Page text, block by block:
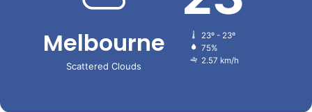
Melbourne
Scattered Clouds
23º - 23º
75%
2.57 km/h